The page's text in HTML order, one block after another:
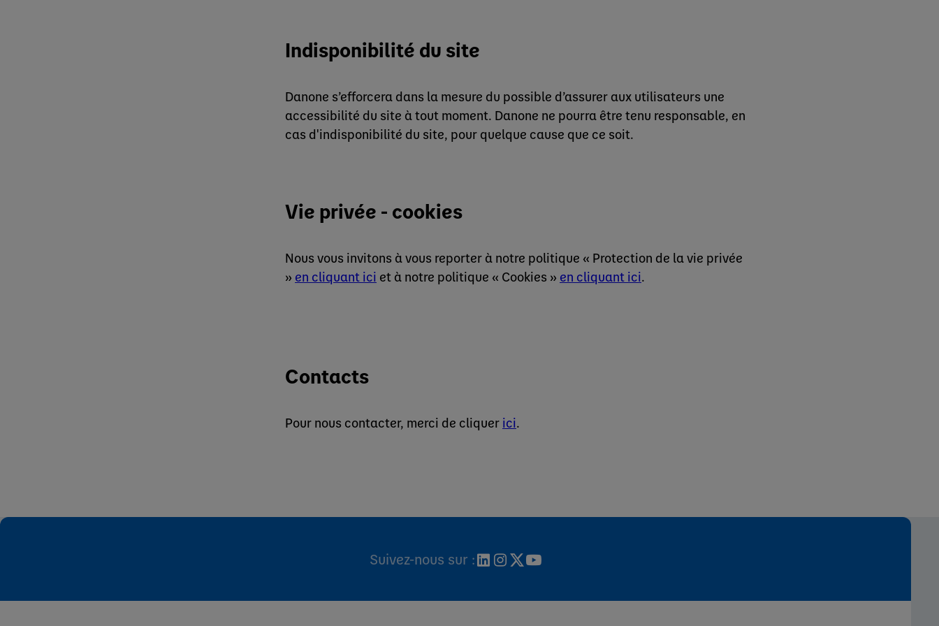
Indisponibilité du site
Danone s’efforcera dans la mesure du possible d’assurer aux utilisateurs une
accessibilité du site à tout moment. Danone ne pourra être tenu responsable, en
cas d'indisponibilité du site, pour quelque cause que ce soit.
Vie privée - cookies
Nous vous invitons à vous reporter à notre politique « Protection de la vie privée
» en cliquant ici et à notre politique « Cookies » en cliquant ici.
Contacts
Pour nous contacter, merci de cliquer ici.
Suivez-nous sur :